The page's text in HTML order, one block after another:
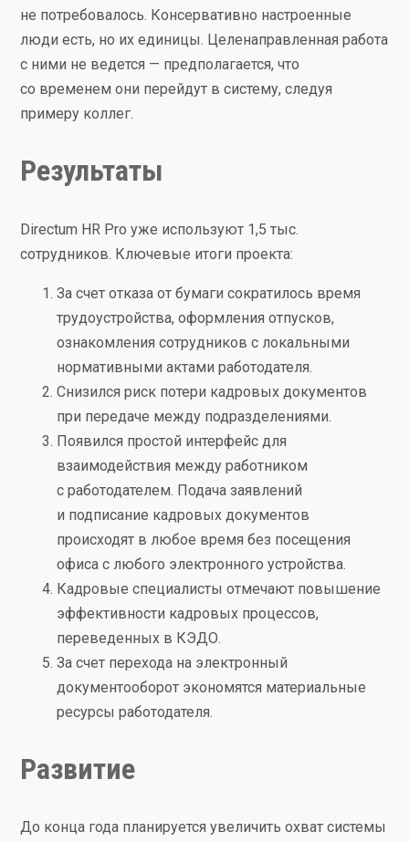
не потребовалось. Консервативно настроенные
люди есть, но их единицы. Целенаправленная работа
с ними не ведется — предполагается, что
со временем они перейдут в систему, следуя
примеру коллег.
Результаты
Directum HR Pro уже используют 1,5 тыс.
сотрудников. Ключевые итоги проекта:
За счет отказа от бумаги сократилось время
трудоустройства, оформления отпусков,
ознакомления сотрудников с локальными
нормативными актами работодателя.
Снизился риск потери кадровых документов
при передаче между подразделениями.
Появился простой интерфейс для
взаимодействия между работником
с работодателем. Подача заявлений
и подписание кадровых документов
происходят в любое время без посещения
офиса с любого электронного устройства.
Кадровые специалисты отмечают повышение
эффективности кадровых процессов,
переведенных в КЭДО.
За счет перехода на электронный
документооборот экономятся материальные
ресурсы работодателя.
Развитие
До конца года планируется увеличить охват системы